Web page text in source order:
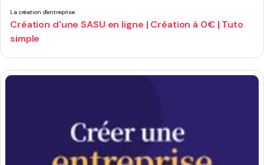
La création d'entreprise
Création d'une SASU en ligne | Création à 0€ | Tuto
simple